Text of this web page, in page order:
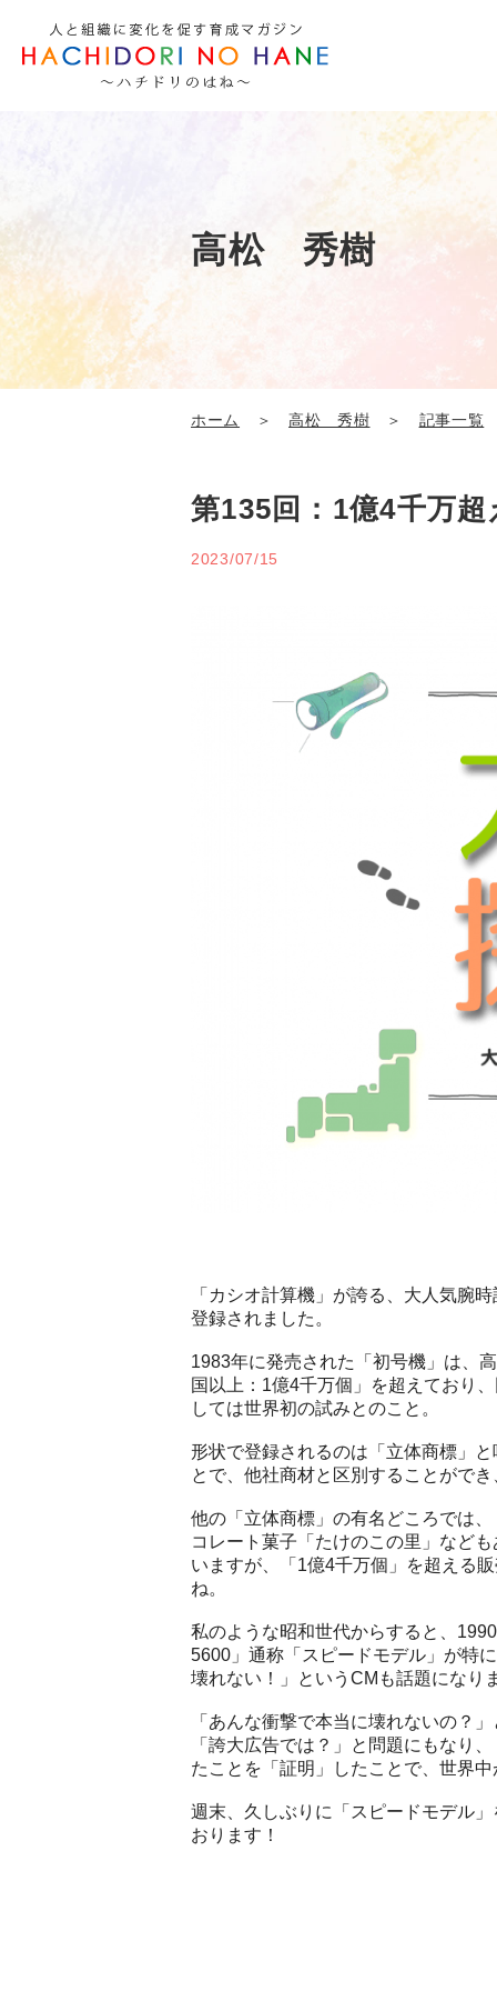
高松 秀樹
ホーム ＞高松 秀樹 ＞ 記事一覧
第135回：1億4千万
2023/07/15
「カシオ計算機」が誇る、大人気腕
登録されました。
1983年に発売された「初号機」は、
国以上：1億4千万個」を超えており
しては世界初の試みとのこと。
形状で登録されるのは「立体商標」
とで、他社商材と区別することがで
他の「立体商標」の有名どころでは
コレート菓子「たけのこの里」など
いますが、「1億4千万個」を超える
ね。
私のような昭和世代からすると、
5600」通称「スピードモデル」が特
壊れない！」というCMも話題になり
「あんな衝撃で本当に壊れないの？
「誇大広告では？」と問題にもなり
たことを「証明」したことで、世界
週末、久しぶりに「スピードモデル
おります！